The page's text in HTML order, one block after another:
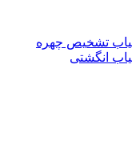
تشخیص چهره
انگشتی